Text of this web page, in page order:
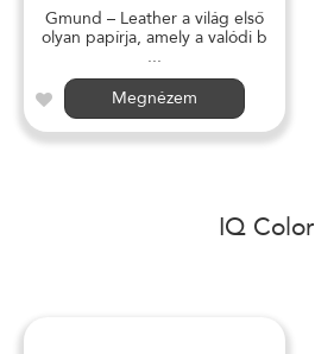
Gmund – Leather a világ első
olyan papírja, amely a valódi b
...
Megnézem
IQ Color